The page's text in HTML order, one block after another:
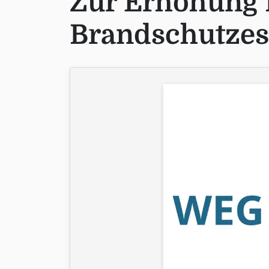
Brandschutzes